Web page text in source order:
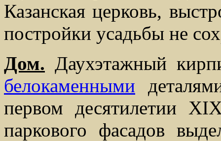
Казанская церковь,
постройки усадьбы не
Дом. Даухэтажный
белокаменными
первом десятилетии
паркового фасадов